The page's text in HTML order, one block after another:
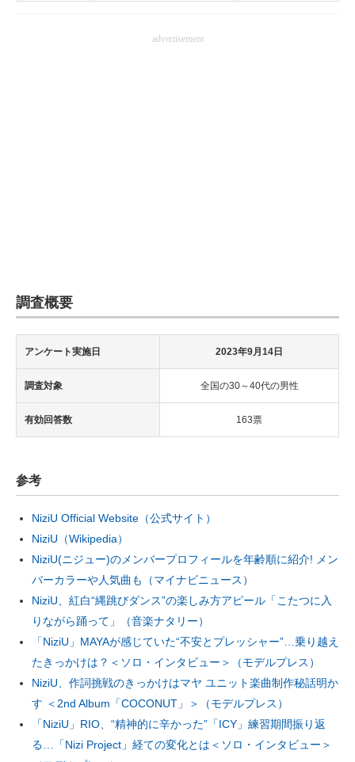
advertisement
調査概要
アンケート実施日 2023年9月14日
調査対象 全国の30～40代の男性
有効回答数 163票
参考
NiziU Official Website（公式サイト）
NiziU（Wikipedia）
NiziU(ニジュー)のメンバープロフィールを年齢順に紹介! メン
バーカラーや人気曲も（マイナビニュース）
NiziU、紅白“縄跳びダンス”の楽しみ方アピール「こたつに入
りながら踊って」（音楽ナタリー）
「NiziU」MAYAが感じていた“不安とプレッシャー”…乗り越え
たきっかけは？＜ソロ・インタビュー＞（モデルプレス）
NiziU、作詞挑戦のきっかけはマヤ ユニット楽曲制作秘話明か
す ＜2nd Album「COCONUT」＞（モデルプレス）
「NiziU」RIO、“精神的に辛かった”「ICY」練習期間振り返
る…「Nizi Project」経ての変化とは＜ソロ・インタビュー＞